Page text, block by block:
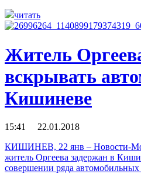
читать
Житель
вскрывать
Кишиневе
15:41 22.01.2018
КИШИНЕВ, 22 янв – Новости-
житель Оргеева задержан в
совершении ряда